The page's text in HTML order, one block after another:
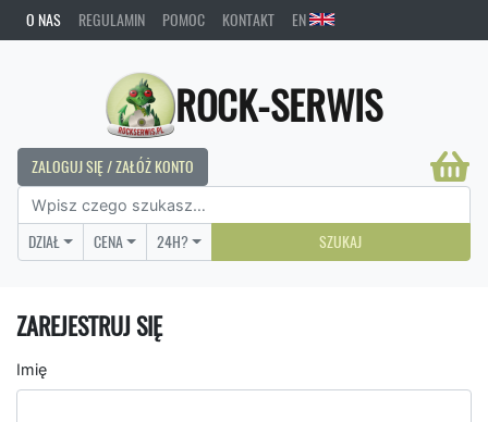
O NAS REGULAMIN POMOC KONTAKT EN
ROCK-SERWIS
ZALOGUJ SIĘ / ZAŁÓŻ KONTO
DZIAŁ CENA 24H? SZUKAJ
ZAREJESTRUJ SIĘ
Imię